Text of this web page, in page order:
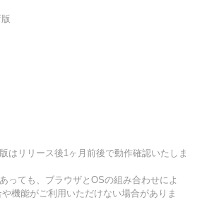
はリリース後1ヶ月前後で動作確認いたしま
っても、ブラウザとOSの組み合わせによ
機能がご利用いただけない場合がありま